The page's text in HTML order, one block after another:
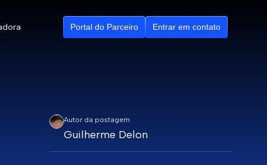
Portal do Parceiro Entrar em contato
Autor da postagem
Guilherme Delon